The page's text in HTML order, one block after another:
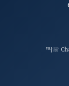
℡|☏